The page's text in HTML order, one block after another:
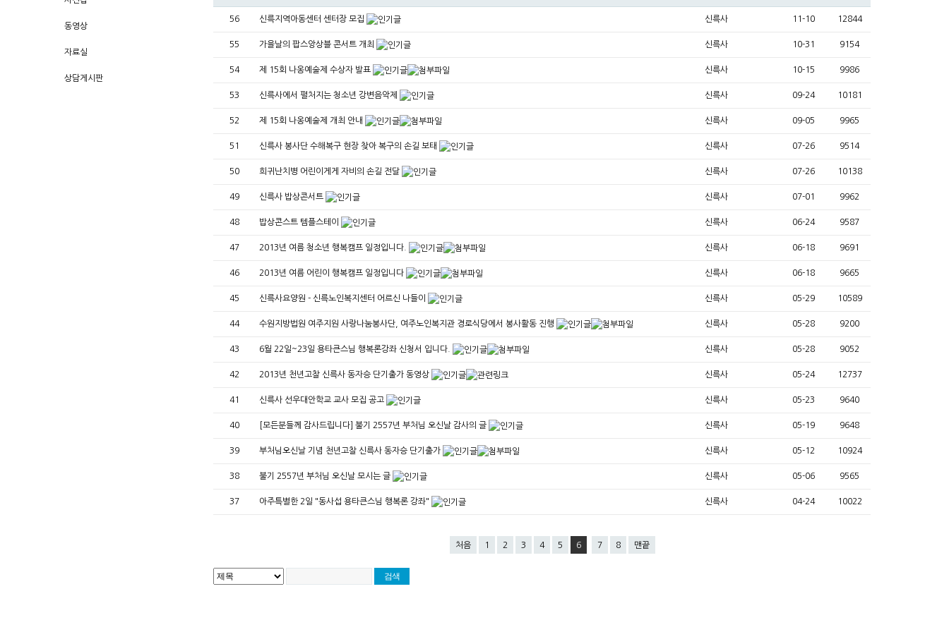
동영상
자료실
상담게시판
56 신륵지역아동센터 센터장 모집 신륵사 11-10 12844
55 가을날의 팝스앙상블 콘서트 개최 신륵사 10-31 9154
54 제 15회 나옹예술제 수상자 발표 신륵사 10-15 9986
53 신륵사에서 펼처지는 청소년 강변음악제 신륵사 09-24 10181
52 제 15회 나옹예술제 개최 안내 신륵사 09-05 9965
51 신륵사 봉사단 수해복구 현장 찾아 복구의 손길 보태 신륵사 07-26 9514
50 희귀난치병 어린이게게 자비의 손길 전달 신륵사 07-26 10138
49 신륵사 밥상콘서트 신륵사 07-01 9962
48 밥상콘스트 템플스테이 신륵사 06-24 9587
47 2013년 여름 청소년 행복캠프 일정입니다. 신륵사 06-18 9691
46 2013년 여름 어린이 행복캠프 일정입니다 신륵사 06-18 9665
45 신륵사요양원 - 신륵노인복지센터 어르신 나들이 신륵사 05-29 10589
44 수원지방법원 여주지원 사랑나눔봉사단, 여주노인복지관 경로식당에서 봉사활동 진행 신륵사 05-28 9200
43 6월 22일~23일 용타큰스님 행복론강좌 신청서 입니다. 신륵사 05-28 9052
42 2013년 천년고찰 신륵사 동자승 단기출가 동영상 신륵사 05-24 12737
41 신륵사 선우대안학교 교사 모집 공고 신륵사 05-23 9640
40 [모든분들께 감사드립니다] 불기 2557년 부처님 오신날 감사의 글 신륵사 05-19 9648
39 부처님오신날 기념 천년고찰 신륵사 동자승 단기출가 신륵사 05-12 10924
38 불기 2557년 부처님 오신날 모시는 글 신륵사 05-06 9565
37 아주특별한 2일 "동사섭 용타큰스님 행복론 강좌" 신륵사 04-24 10022
처음 1 2 3 4 5 6 7 8 맨끝